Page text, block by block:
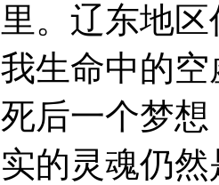
。辽东地
生命中的
后一个梦
的灵魂仍